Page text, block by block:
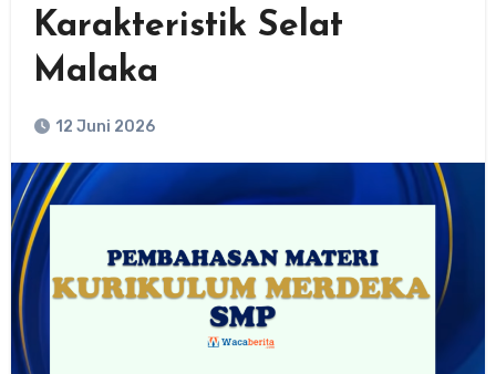
Karakteristik Selat
Malaka
12 Juni 2026